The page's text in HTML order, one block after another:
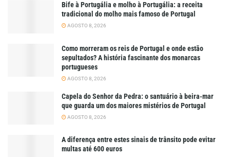
Bife à Portugália e molho à Portugália: a receita
tradicional do molho mais famoso de Portugal
AGOSTO 8, 2026
Como morreram os reis de Portugal e onde estão
sepultados? A história fascinante dos monarcas
portugueses
AGOSTO 8, 2026
Capela do Senhor da Pedra: o santuário à beira-mar
que guarda um dos maiores mistérios de Portugal
AGOSTO 8, 2026
A diferença entre estes sinais de trânsito pode evitar
multas até 600 euros